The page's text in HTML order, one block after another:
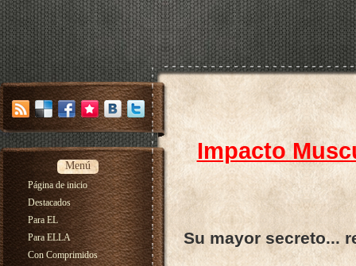
Menú
Página de inicio
Destacados
Para EL
Para ELLA
Con Comprimidos
Impacto
Su mayor secreto...